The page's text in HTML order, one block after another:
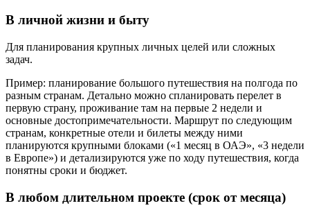
В личной жизни и быту
Для планирования крупных личных целей или сложных
задач.
Пример: планирование большого путешествия на полгода по
разным странам. Детально можно спланировать перелет в
первую страну, проживание там на первые 2 недели и
основные достопримечательности. Маршрут по следующим
странам, конкретные отели и билеты между ними
планируются крупными блоками («1 месяц в ОАЭ», «3 недели
в Европе») и детализируются уже по ходу путешествия, когда
понятны сроки и бюджет.
В любом длительном проекте (срок от месяца)